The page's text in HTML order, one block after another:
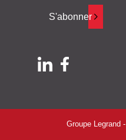
S'abonner
Groupe Legrand -